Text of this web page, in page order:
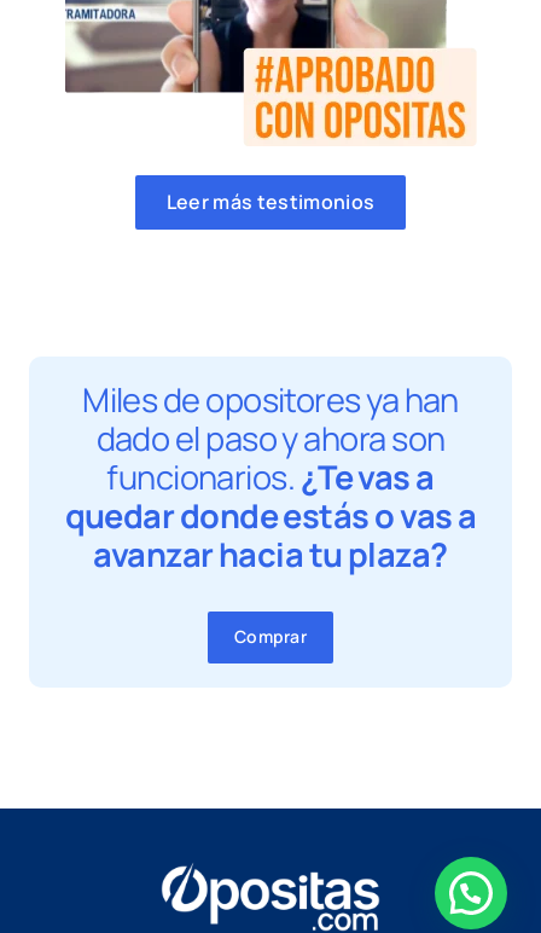
Leer más testimonios
Miles de opositores ya han
dado el paso y ahora son
funcionarios.¿Te vas a
quedar donde estás o vas a
avanzar hacia tu plaza?
Comprar